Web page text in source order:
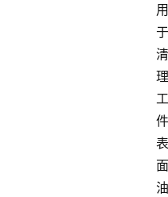
用
于
清
理
工
件
表
面
油